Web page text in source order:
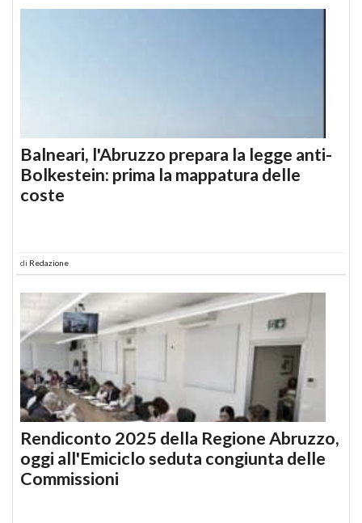
Balneari, l'Abruzzo prepara la legge anti-
Bolkestein: prima la mappatura delle
coste
di Redazione
Rendiconto 2025 della Regione Abruzzo,
oggi all'Emiciclo seduta congiunta delle
Commissioni